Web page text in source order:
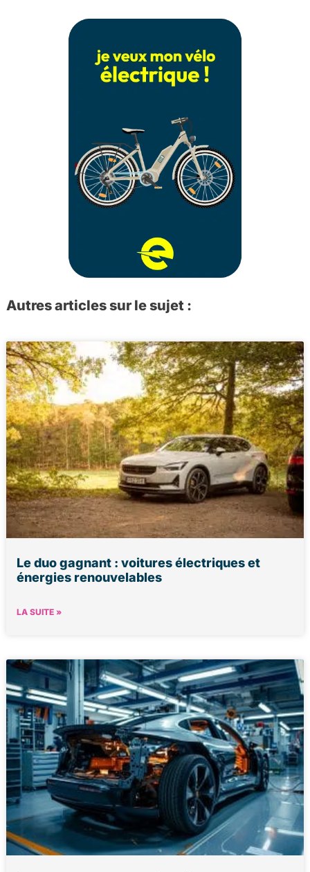
Autres articles sur le sujet :
Le duo gagnant : voitures électriques et
énergies renouvelables
LA SUITE »